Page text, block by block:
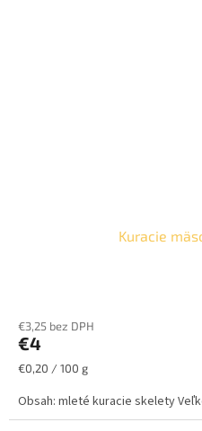
Kuracie
€3,25 bez DPH
€4
Jednotková
€0,20 / 100 g
Obsah: mleté kuracie skelety